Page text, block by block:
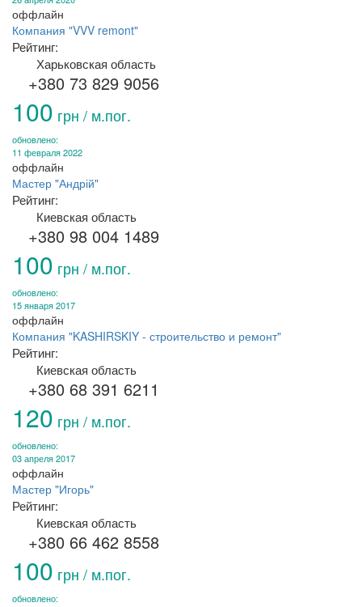
оффлайн
Компания "VVV remont"
Рейтинг:
Харьковская область
+380 73 829 9056
100 грн / м.пог.
обновлено:
11 февраля 2022
оффлайн
Мастер "Андрій"
Рейтинг:
Киевская область
+380 98 004 1489
100 грн / м.пог.
обновлено:
15 января 2017
оффлайн
Компания "KASHIRSKIY - строительство и ремонт"
Рейтинг:
Киевская область
+380 68 391 6211
120 грн / м.пог.
обновлено:
03 апреля 2017
оффлайн
Мастер "Игорь"
Рейтинг:
Киевская область
+380 66 462 8558
100 грн / м.пог.
обновлено: